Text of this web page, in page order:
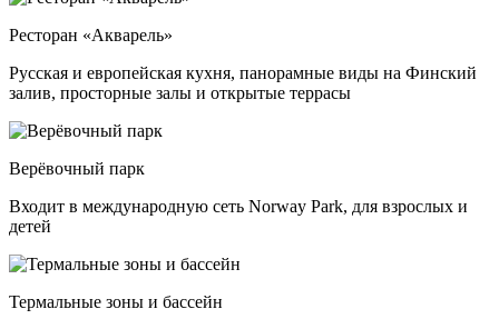
Ресторан «Акварель»
Русская и европейская кухня, панорамные виды на Финский
залив, просторные залы и открытые террасы
Верёвочный парк
Входит в международную сеть Norway Park, для взрослых и
детей
Термальные зоны и бассейн